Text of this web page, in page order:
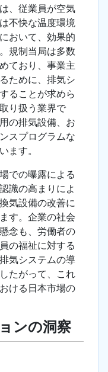
、従業員が空気
不快な温度環境
おいて、効果的
規制当局は多数
ており、事業主
ために、排気シ
ることが求めら
り扱う業界で
の排気設備、お
スプログラムな
ます。
での曝露による
識の高まりによ
気設備の改善に
す。企業の社会
念も、労働者の
の福祉に対する
気システムの導
たがって、これ
ける日本市場の
ンの洞察